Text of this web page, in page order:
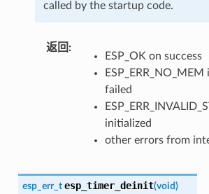
called by the startup code.
返回 :
ESP_OK on success
failed
initialized
other errors from
esp_err_t esp_timer_deinit(void)